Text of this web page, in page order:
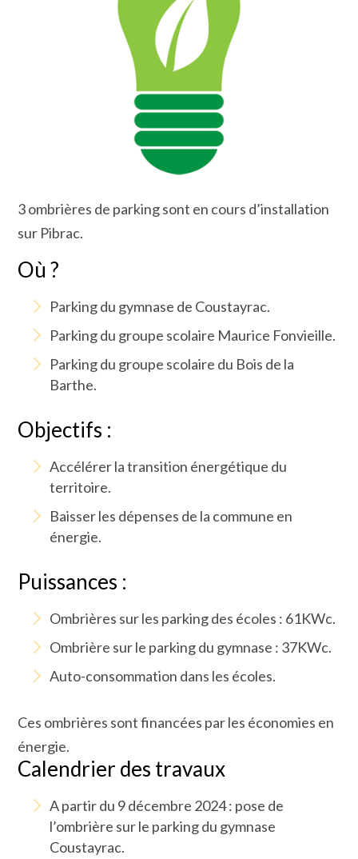
3 ombrières de parking sont en cours d’installation
sur Pibrac.
Où ?
Parking du gymnase de Coustayrac.
Parking du groupe scolaire Maurice Fonvieille.
Parking du groupe scolaire du Bois de la
Barthe.
Objectifs :
Accélérer la transition énergétique du
territoire.
Baisser les dépenses de la commune en
énergie.
Puissances :
Ombrières sur les parking des écoles : 61KWc.
Ombrière sur le parking du gymnase : 37KWc.
Auto-consommation dans les écoles.
Ces ombrières sont financées par les économies en
énergie.
Calendrier des travaux
A partir du 9 décembre 2024 : pose de
l’ombrière sur le parking du gymnase
Coustayrac.